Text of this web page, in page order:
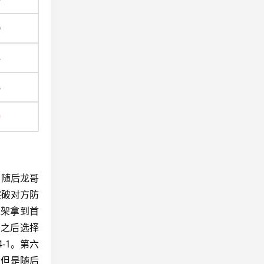
后龙哥
对方防
拿到首
后选择
1。第六
是随后